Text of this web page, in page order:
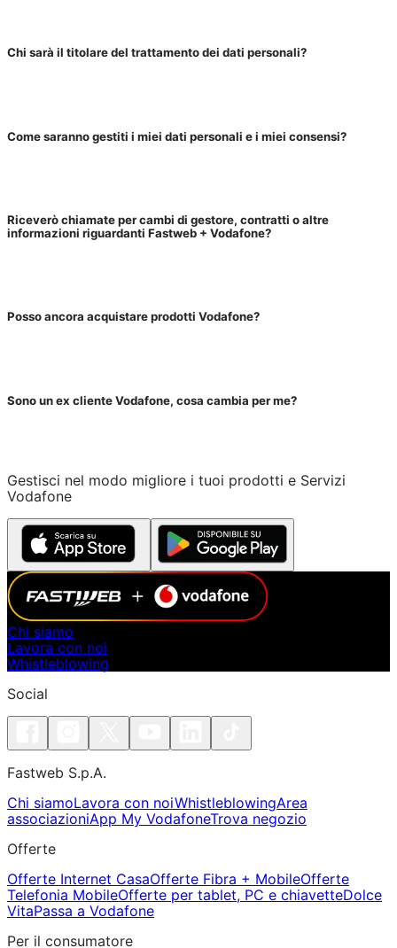
Chi sarà il titolare del trattamento dei dati personali?
Come saranno gestiti i miei dati personali e i miei consensi?
Riceverò chiamate per cambi di gestore, contratti o altre
informazioni riguardanti Fastweb + Vodafone?
Posso ancora acquistare prodotti Vodafone?
Sono un ex cliente Vodafone, cosa cambia per me?
Gestisci nel modo migliore i tuoi prodotti e Servizi
Vodafone
Chi siamo
Lavora con noi
Whistleblowing
Social
Fastweb S.p.A.
Chi siamoLavora con noiWhistleblowingArea
associazioniApp My VodafoneTrova negozio
Offerte
Offerte Internet CasaOfferte Fibra + MobileOfferte
Telefonia MobileOfferte per tablet, PC e chiavetteDolce
VitaPassa a Vodafone
Per il consumatore